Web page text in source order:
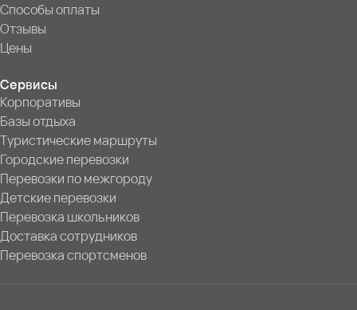
Способы оплаты
Отзывы
Цены
Сервисы
Корпоративы
Базы отдыха
Туристические маршруты
Городские перевозки
Перевозки по межгороду
Детские перевозки
Перевозка школьников
Доставка сотрудников
Перевозка спортсменов